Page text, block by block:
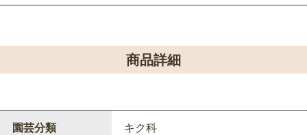
商品詳細
園芸分類 キク科